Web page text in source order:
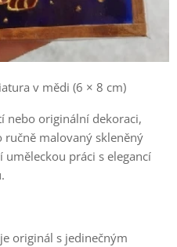
v mědi (6 × 8 cm)
nebo originální dekoraci,
ručně malovaný skleněný
uměleckou práci s elegancí
originál s jedinečným